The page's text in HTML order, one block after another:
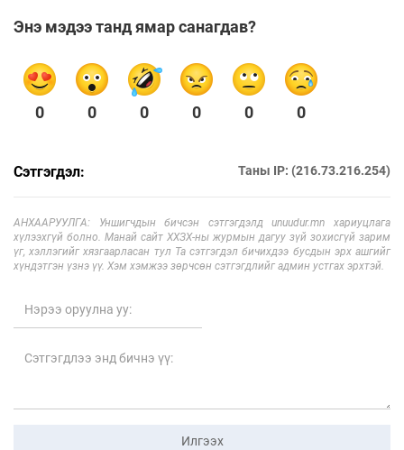
Энэ мэдээ танд ямар санагдав?
0 0 0 0 0 0
Сэтгэгдэл: Таны IP: (216.73.216.254)
АНХААРУУЛГА: Уншигчдын бичсэн сэтгэгдэлд unuudur.mn хариуцлага
хүлээхгүй болно. Манай сайт ХХЗХ-ны журмын дагуу зүй зохисгүй зарим
үг, хэллэгийг хязгаарласан тул Та сэтгэгдэл бичихдээ бусдын эрх ашгийг
хүндэтгэн үзнэ үү. Хэм хэмжээ зөрчсөн сэтгэгдлийг админ устгах эрхтэй.
Илгээх